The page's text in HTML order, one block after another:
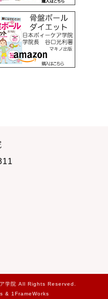
学院 All Rights Reserved.
& 1FrameWorks